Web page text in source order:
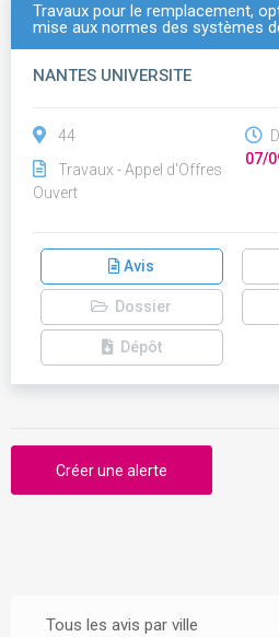
Tous les avis par ville
Travaux pour le remplacement,
mise aux normes des systèmes
NANTES UNIVERSITE
44
Travaux - Appel d'Offres
Ouvert
07/
Avis
Dossier
Dépôt
Créer une alerte